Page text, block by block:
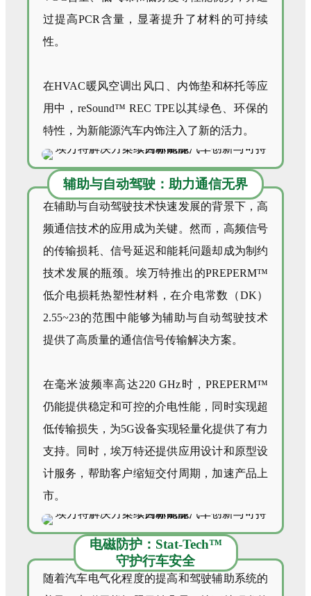
过提高PCR含量，显著提升了材料的可持续
性。
在HVAC暖风空调出风口、内饰垫和杯托等应
用中，reSound™ REC TPE以其绿色、环保的
特性，为新能源汽车内饰注入了新的活力。
辅助与自动驾驶：助力通信无界
在辅助与自动驾驶技术快速发展的背景下，高
频通信技术的应用成为关键。然而，高频信号
的传输损耗、信号延迟和能耗问题却成为制约
技术发展的瓶颈。埃万特推出的PREPERM™
低介电损耗热塑性材料，在介电常数（DK）
2.55~23的范围中能够为辅助与自动驾驶技术
提供了高质量的通信信号传输解决方案。
在毫米波频率高达220 GHz时，PREPERM™
仍能提供稳定和可控的介电性能，同时实现超
低传输损失，为5G设备实现轻量化提供了有力
支持。同时，埃万特还提供应用设计和原型设
计服务，帮助客户缩短交付周期，加速产品上
市。
电磁防护：Stat-Tech™
守护行车安全
随着汽车电气化程度的提高和驾驶辅助系统的